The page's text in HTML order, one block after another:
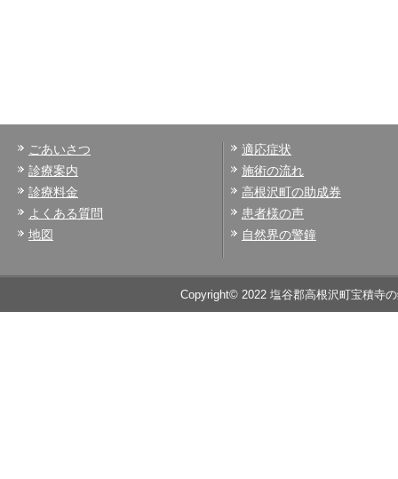
ごあいさつ
診療案内
診療料金
よくある質問
地図
適応症状
施術の流れ
高根沢町の助成券
患者様の声
自然界の警鐘
Copyright© 2022 塩谷郡高根沢町宝積寺